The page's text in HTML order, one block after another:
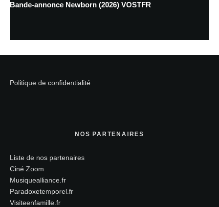
Bande-annonce Newborn (2026) VOSTFR
Politique de confidentialité
NOS PARTENAIRES
Liste de nos partenaires
Ciné Zoom
Musiquealliance.fr
Paradoxetemporel.fr
Visiteenfamille.fr